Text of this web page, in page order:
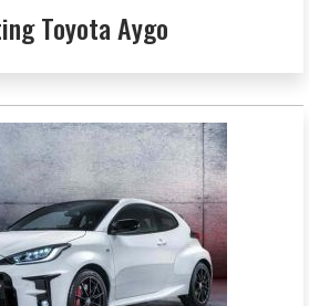
Toyota Aygo